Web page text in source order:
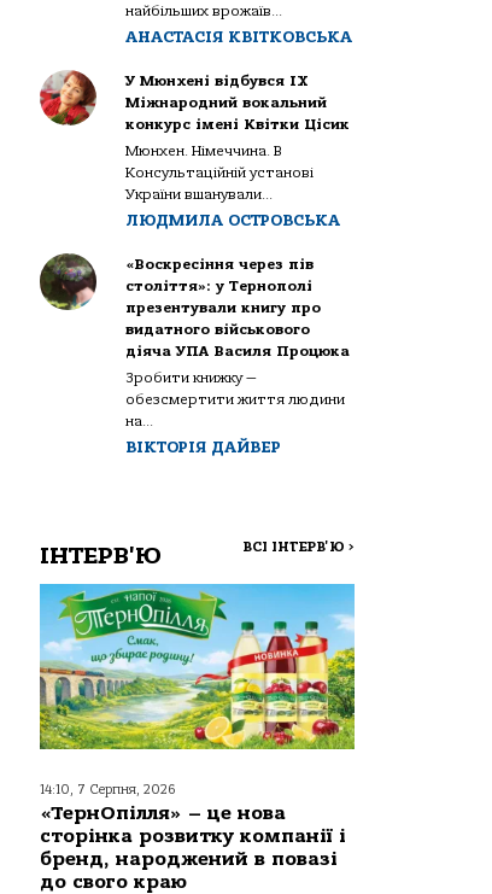
найбільших врожаїв...
АНАСТАСІЯ КВІТКОВСЬКА
У Мюнхені відбувся IX
Міжнародний вокальний
конкурс імені Квітки Цісик
Мюнхен. Німеччина. В
Консультаційній установі
України вшанували...
ЛЮДМИЛА ОСТРОВСЬКА
«Воскресіння через пів
століття»: у Тернополі
презентували книгу про
видатного військового
діяча УПА Василя Процюка
Зробити книжку —
обезсмертити життя людини
на...
ВІКТОРІЯ ДАЙВЕР
ІНТЕРВ'Ю ВСІ ІНТЕРВ'Ю >
14:10, 7 Серпня, 2026
«ТернОпілля» – це нова
сторінка розвитку компанії і
бренд, народжений в повазі
до свого краю